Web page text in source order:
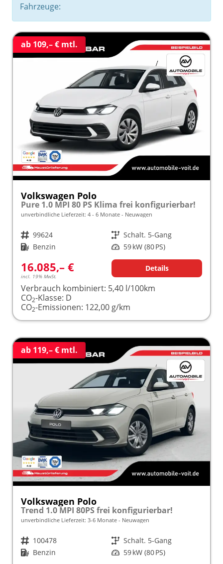
Fahrzeuge:
ab 109,– € mtl.
Volkswagen Polo
Pure 1.0 MPI 80 PS Klima frei konfigurierbar!
unverbindliche Lieferzeit: 4 - 6 Monate Neuwagen
Fahrzeugnr. 99624 Getriebe Schalt. 5-Gang
Kraftstoff Benzin Leistung 59 kW (80 PS)
16.085,– €
incl. 19% MwSt.
Details
Verbrauch kombiniert: 5,40 l/100km
CO2-Klasse: D
CO2-Emissionen: 122,00 g/km
ab 119,– € mtl.
Volkswagen Polo
Trend 1.0 MPI 80PS frei konfigurierbar!
unverbindliche Lieferzeit: 3-6 Monate Neuwagen
Fahrzeugnr. 100478 Getriebe Schalt. 5-Gang
Kraftstoff Benzin Leistung 59 kW (80 PS)